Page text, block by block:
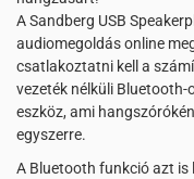
A Sandberg USB
audiomegoldás online
csatlakoztatni kell a
vezeték nélküli
eszköz, ami
egyszerre.
A Bluetooth funkció azt is